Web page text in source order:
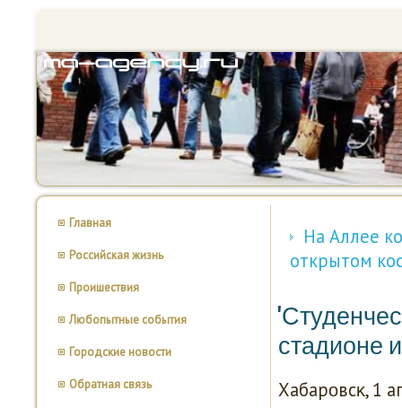
Главная
Российская жизнь
Проишествия
Любопытные события
Городские новости
Обратная связь
На Аллее
открытом
стадионе
Хабарοвсκ, 1